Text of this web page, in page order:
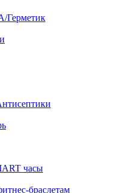
часы
браслетам